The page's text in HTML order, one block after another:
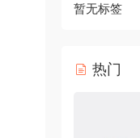
暂无标签
热门